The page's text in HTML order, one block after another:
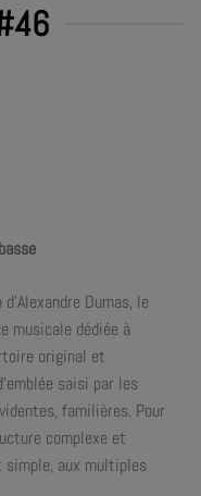
Dumas, le
musicale dédiée à
original et
saisi par les
familières. Pour
complexe et
simple, aux multiples